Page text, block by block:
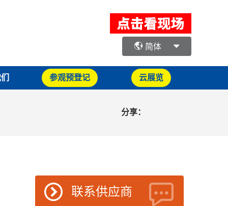
简体
参观预登记 云展览
分享：
联系供应商